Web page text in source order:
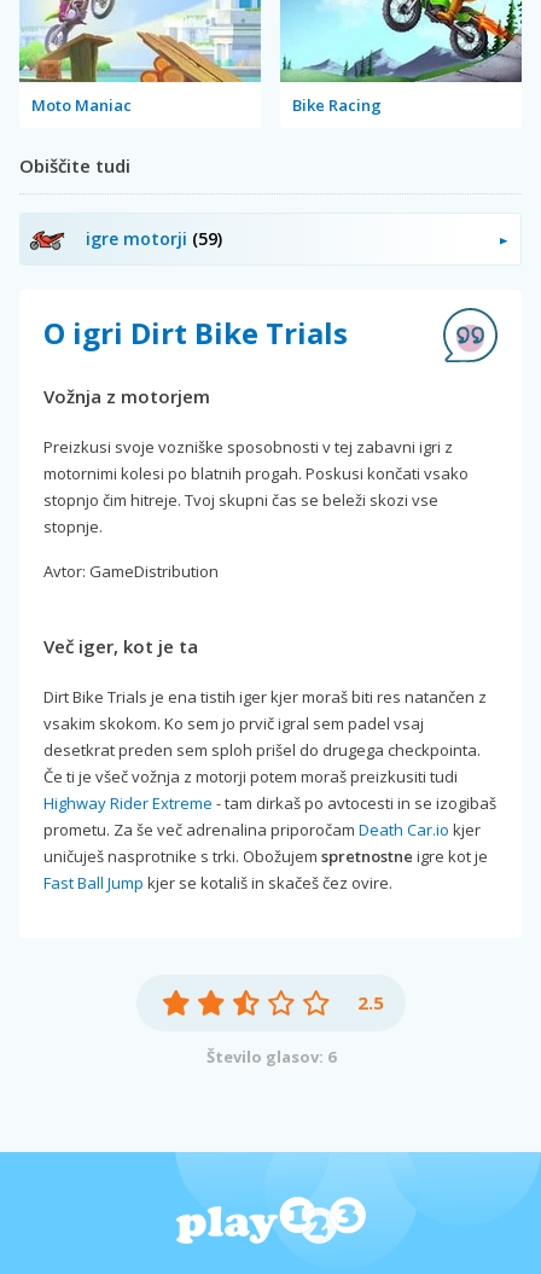
Moto Maniac Bike Racing
Obiščite tudi
igre motorji (59)
O igri Dirt Bike Trials
Vožnja z motorjem
Preizkusi svoje vozniške sposobnosti v tej zabavni igri z
motornimi kolesi po blatnih progah. Poskusi končati vsako
stopnjo čim hitreje. Tvoj skupni čas se beleži skozi vse
stopnje.
Avtor: GameDistribution
Več iger, kot je ta
Dirt Bike Trials je ena tistih iger kjer moraš biti res natančen z
vsakim skokom. Ko sem jo prvič igral sem padel vsaj
desetkrat preden sem sploh prišel do drugega checkpointa.
Če ti je všeč vožnja z motorji potem moraš preizkusiti tudi
Highway Rider Extreme - tam dirkaš po avtocesti in se izogibaš
prometu. Za še več adrenalina priporočam Death Car.io kjer
uničuješ nasprotnike s trki. Obožujem spretnostne igre kot je
Fast Ball Jump kjer se kotališ in skačeš čez ovire.
2.5
Število glasov: 6